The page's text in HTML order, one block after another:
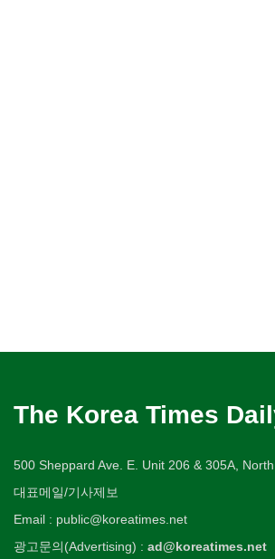
The Korea Times
500 Sheppard Ave. E. Unit 206 & 305A,
대표메일/기사제보
Email : public@koreatimes.net
광고문의(Advertising) : ad@koreatimes.net